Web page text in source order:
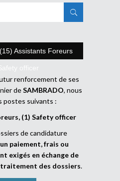
Assistants Foreurs
officer
renforcement de ses
deSAMBRADO, nous
postes suivants :
(1) Safety officer
de candidature
paiement, frais ou
exigés en échange de
des dossiers.